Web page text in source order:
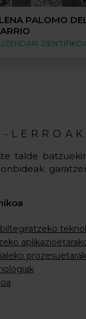
PALOMO
LERROAK
talde